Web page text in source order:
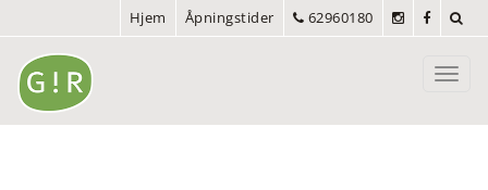
Hjem Åpningstider 62960180